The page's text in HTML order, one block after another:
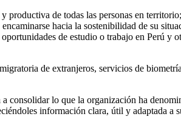
productiva de todas las personas en
hacia la sostenibilidad de su
de estudio o trabajo en Perú y
de extranjeros, servicios de
consolidar lo que la organización ha
información clara, útil y adaptada a